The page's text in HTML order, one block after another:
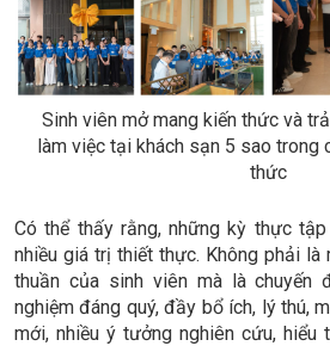
Sinh viên mở mang kiến thức và
làm việc tại khách sạn 5 sao trong
thức
Có thể thấy rằng, những kỳ thực
nhiều giá trị thiết thực. Không phải
thuần của sinh viên mà là chuyến
nghiệm đáng quý, đầy bổ ích, lý thú,
mới, nhiều ý tưởng nghiên cứu,